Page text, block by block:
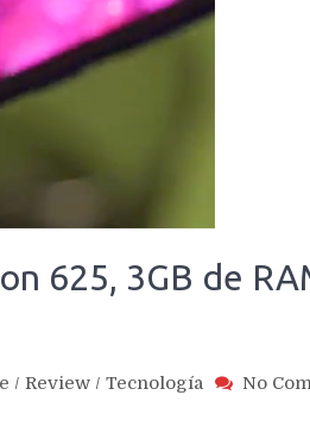
625, 3GB de
/ Review / Tecnología No